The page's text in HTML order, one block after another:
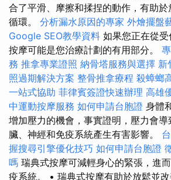
合了平滑、摩擦和揉捏的動作，有助
循環。 分析漏水原因的專家 外燴擺盤
Google SEO教學資料 如果您正在從
按摩可能是您治療計劃的有用部分。
務 推拿專業證照 納骨塔服務與選擇 新
照過期解決方案 整骨推拿療程 殺蟑螂
一站式協助 菲律賓簽證快速辦理 高雄
中運動按摩服務 如何申請台胞證 身體
增加壓力的機會，事實證明，壓力會
臟、神經和免疫系統產生有害影響。
握搜尋引擎優化技巧 如何申請台胞證
嗎 瑞典式按摩可減輕身心的緊張，進
疫系統。 • 瑞典式按摩有助於放鬆並